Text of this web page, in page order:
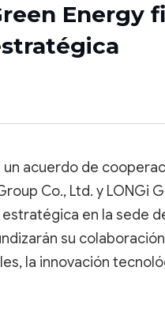
Energy
acuerdo de
Co., Ltd. y LONGi
en la sede
su
la innovación